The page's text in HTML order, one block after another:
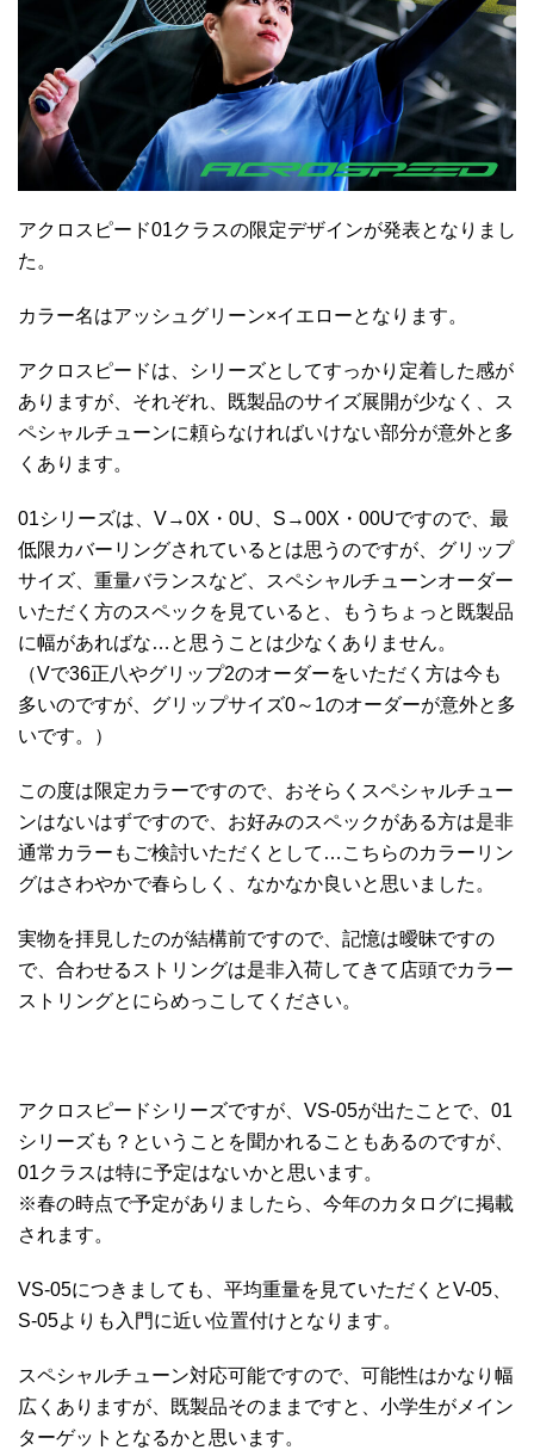
アクロスピード01クラスの限定デザインが発表となりまし
た。
カラー名はアッシュグリーン×イエローとなります。
アクロスピードは、シリーズとしてすっかり定着した感が
ありますが、それぞれ、既製品のサイズ展開が少なく、ス
ペシャルチューンに頼らなければいけない部分が意外と多
くあります。
01シリーズは、V→0X・0U、S→00X・00Uですので、最
低限カバーリングされているとは思うのですが、グリップ
サイズ、重量バランスなど、スペシャルチューンオーダー
いただく方のスペックを見ていると、もうちょっと既製品
に幅があればな…と思うことは少なくありません。
（Vで36正八やグリップ2のオーダーをいただく方は今も
多いのですが、グリップサイズ0～1のオーダーが意外と多
いです。）
この度は限定カラーですので、おそらくスペシャルチュー
ンはないはずですので、お好みのスペックがある方は是非
通常カラーもご検討いただくとして…こちらのカラーリン
グはさわやかで春らしく、なかなか良いと思いました。
実物を拝見したのが結構前ですので、記憶は曖昧ですの
で、合わせるストリングは是非入荷してきて店頭でカラー
ストリングとにらめっこしてください。
アクロスピードシリーズですが、VS-05が出たことで、01
シリーズも？ということを聞かれることもあるのですが、
01クラスは特に予定はないかと思います。
※春の時点で予定がありましたら、今年のカタログに掲載
されます。
VS-05につきましても、平均重量を見ていただくとV-05、
S-05よりも入門に近い位置付けとなります。
スペシャルチューン対応可能ですので、可能性はかなり幅
広くありますが、既製品そのままですと、小学生がメイン
ターゲットとなるかと思います。